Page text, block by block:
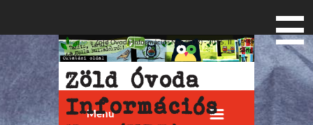
Menu
Jelenlegi hely
Címlap» Zöld Óvoda Információs Nap (KDR) - 2015. II.
félév
Zöld Óvoda
Információs